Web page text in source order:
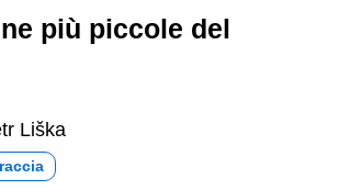
più piccole del
Liška